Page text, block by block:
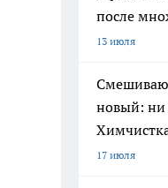
после
13 июля
Смешиваю
новый: ни
17 июля